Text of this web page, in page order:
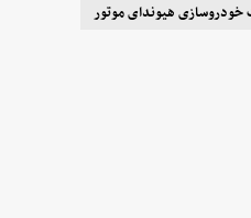
هیوندای موتور